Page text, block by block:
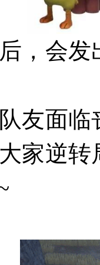
，会发
友面
家逆